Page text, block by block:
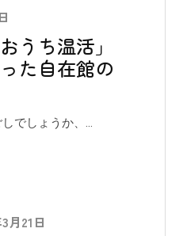
うち温活」
た自在館の
でしょうか、...
月21日